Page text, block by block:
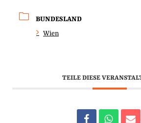
BUNDESLAND
Wien
TEILE DIESE